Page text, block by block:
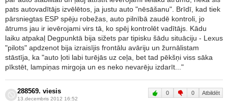
pats autovadītājs izvēlētos, ja justu auto "nēsāšanu". Brīdī, kad tiek
pārsniegtas ESP spēju robežas, auto pilnībā zaudē kontroli, jo
ātrums jau ir ievērojami virs tā, ko spēj kontrolēt vadītājs. Kādu
laiku atpakaļ Degpunktā bija sižets par tipisku šādu situāciju - Lexus
"pilots" apdzenot bija izraisījis frontālu avāriju un žurnālistam
stāstīja, ka "auto ļoti labi turējās uz ceļa, bet tad pēkšņi viss sāka
pīkstēt, lampiņas mirgoja un es neko nevarēju izdarīt..."
288569. viesis
13.decembris 2012 16:52
0 0 Atbildēt